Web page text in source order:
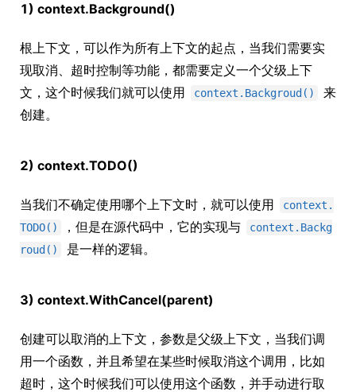
1) context.Background()
根上下文，可以作为所有上下文的起点，当我们需要实
现取消、超时控制等功能，都需要定义一个父级上下
文，这个时候我们就可以使用
context.Backgroud()
来
创建。
2) context.TODO()
当我们不确定使用哪个上下文时，就可以使用
context.
TODO()
，但是在源代码中，它的实现与
context.Backg
roud()
是一样的逻辑。
3) context.WithCancel(parent)
创建可以取消的上下文，参数是父级上下文，当我们调
用一个函数，并且希望在某些时候取消这个调用，比如
超时，这个时候我们可以使用这个函数，并手动进行取